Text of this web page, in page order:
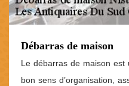
Débarras de maison
Le débarras de maison est
bon sens d’organisation,